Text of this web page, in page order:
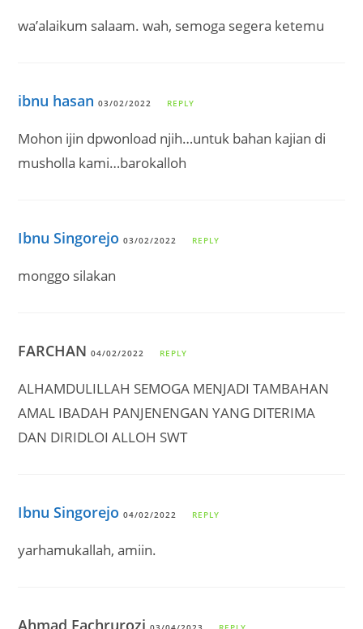
wa’alaikum salaam. wah, semoga segera ketemu
ibnu hasan 03/02/2022 REPLY
Mohon ijin dpwonload njih…untuk bahan kajian di
musholla kami…barokalloh
Ibnu Singorejo 03/02/2022 REPLY
monggo silakan
FARCHAN04/02/2022 REPLY
ALHAMDULILLAH SEMOGA MENJADI TAMBAHAN
AMAL IBADAH PANJENENGAN YANG DITERIMA
DAN DIRIDLOI ALLOH SWT
Ibnu Singorejo 04/02/2022 REPLY
yarhamukallah, amiin.
Ahmad Fachrurozi